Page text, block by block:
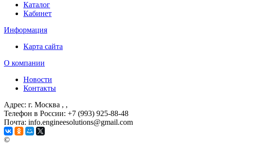
Каталог
Кабинет
Информация
Карта сайта
О компании
Новости
Контакты
Адрес: г. Москва , ,
Телефон в России: +7 (993) 925-88-48
Почта: info.engineesolutions@gmail.com
©